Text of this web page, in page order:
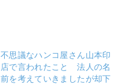
不思議なハンコ屋さん山本印
店で言われたこと 法人の名
前を考えていきましたが却下